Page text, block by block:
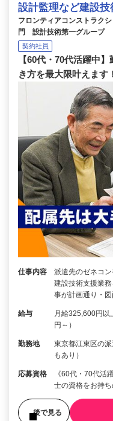
設計監理など建設技
フロンティアコンストラク
門 設計技術第一グループ
契約社員
【60代・70代活躍中
き方を最大限叶えます
仕事内容
派遣先のゼネコ
建設技術支援業
事が計画通り・
給与
月給325,600円
円～）
勤務地
東京都江東区の
もあり）
応募資格
《60代・70代活
士の資格をお持
後で見る